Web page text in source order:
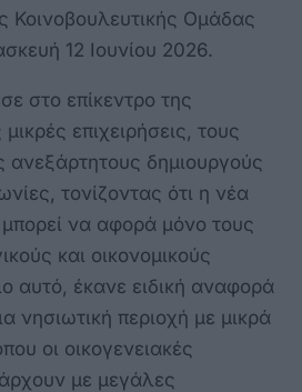
Κοινοβουλευτικής Ομάδας
12 Ιουνίου 2026.
στο επίκεντρο της
επιχειρήσεις, τους
ανεξάρτητους δημιουργούς
τονίζοντας ότι η νέα
να αφορά μόνο τους
και οικονομικούς
αυτό, έκανε ειδική αναφορά
νησιωτική περιοχή με μικρά
οι οικογενειακές
με μεγάλες